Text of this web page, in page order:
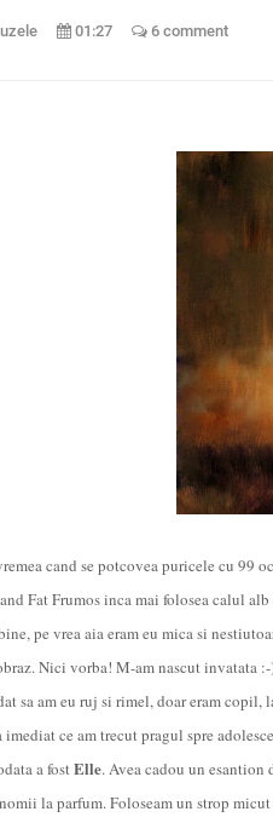
01:27 6 comment
cand se potcovea puricele cu 99
Fat Frumos inca mai folosea calul
pe vrea aia eram eu mica si
Nici vorba! M-am nascut invatata
sa am eu ruj si rimel, doar eram copil,
imediat ce am trecut pragul spre
a fostElle. Avea cadou un esantion
la parfum. Foloseam un strop